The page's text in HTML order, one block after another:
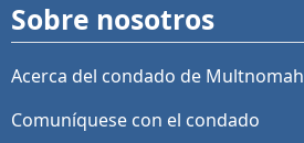
Sobre nosotros
Acerca del condado de Multnomah
Comuníquese con el condado